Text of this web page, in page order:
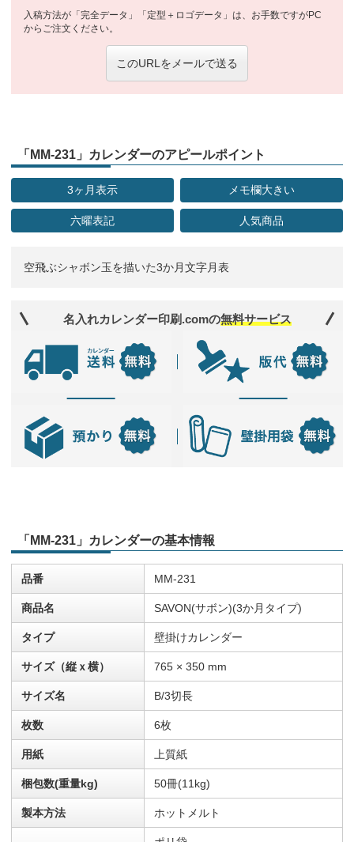
入稿方法が「完全データ」「定型＋ロゴデータ」は、お手数ですがPC
からご注文ください。
このURLをメールで送る
「MM-231」カレンダーのアピールポイント
3ヶ月表示 メモ欄大きい
六曜表記 人気商品
空飛ぶシャボン玉を描いた3か月文字月表
名入れカレンダー印刷.comの無料サービス
「MM-231」カレンダーの基本情報
品番 MM-231
商品名 SAVON(サボン)(3か月タイプ)
タイプ 壁掛けカレンダー
サイズ（縦ｘ横） 765 × 350 mm
サイズ名 B/3切長
枚数 6枚
用紙 上質紙
梱包数(重量kg) 50冊(11kg)
製本方法 ホットメルト